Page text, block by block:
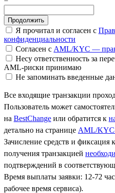
Я прочитал и согласен с
конфиденциальности
Согласен с AML/KYC —
Несу ответственность за
AML-риски принимаю
Не запоминать введенные
Все входящие транзакции
Пользователь может
на BestChange или обратится к
детально на странице AML/
Зачисление средств и фиксация
получения транзакцией
подтверждений в
Время выплаты заявки: 12-72
рабочее время сервиса).